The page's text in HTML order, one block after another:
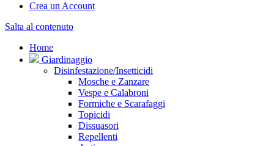
Crea un Account
Salta al contenuto
Home
Giardinaggio
Disinfestazione/Insetticidi
Mosche e Zanzare
Vespe e Calabroni
Formiche e Scarafaggi
Topicidi
Dissuasori
Repellenti